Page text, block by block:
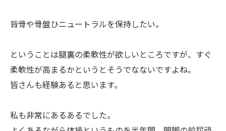
背骨や骨盤ひニュートラルを保持したい。
ということは腿裏の柔軟性が欲しいところですが、すぐ
柔軟性が高まるかというとそうでなないですよね。
皆さんも経験あると思います。
私も非常にあるあるでした。